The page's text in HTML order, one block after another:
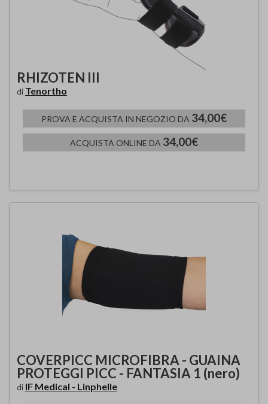
RHIZOTEN III
di Tenortho
PROVA E ACQUISTA IN NEGOZIO DA 34,00€
ACQUISTA ONLINE DA 34,00€
COVERPICC MICROFIBRA - GUAINA
PROTEGGI PICC - FANTASIA 1 (nero)
di IF Medical - Linphelle